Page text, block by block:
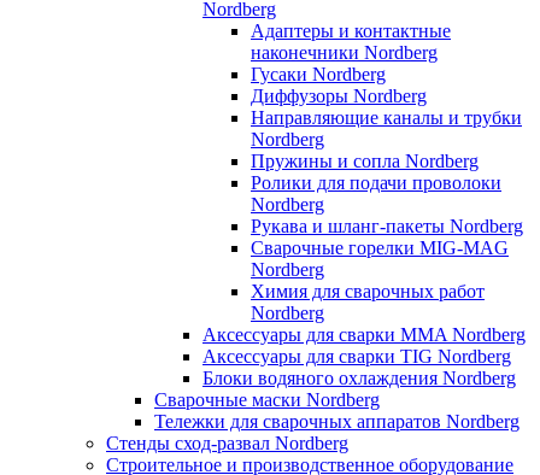
Nordberg
Адаптеры и контактные
наконечники Nordberg
Гусаки Nordberg
Диффузоры Nordberg
Направляющие каналы и трубки
Nordberg
Пружины и сопла Nordberg
Ролики для подачи проволоки
Nordberg
Рукава и шланг-пакеты Nordberg
Сварочные горелки MIG-MAG
Nordberg
Химия для сварочных работ
Nordberg
Аксессуары для сварки MMA Nordberg
Аксессуары для сварки TIG Nordberg
Блоки водяного охлаждения Nordberg
Сварочные маски Nordberg
Тележки для сварочных аппаратов Nordberg
Стенды сход-развал Nordberg
Строительное и производственное оборудование